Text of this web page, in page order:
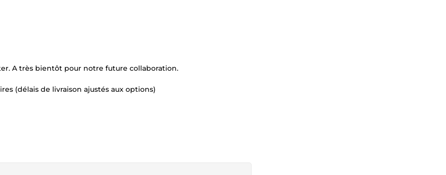
A très bientôt pour notre future collaboration.
(délais de livraison ajustés aux options)